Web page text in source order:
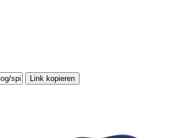
Link kopieren